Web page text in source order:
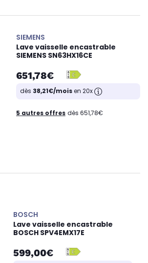
SIEMENS
Lave vaisselle encastrable
SIEMENS SN63HX16CE
651,78€
dès 38,21€/moisen 20x
5 autres offres dès 651,78€
BOSCH
Lave vaisselle encastrable
BOSCH SPV4EMX17E
599,00€